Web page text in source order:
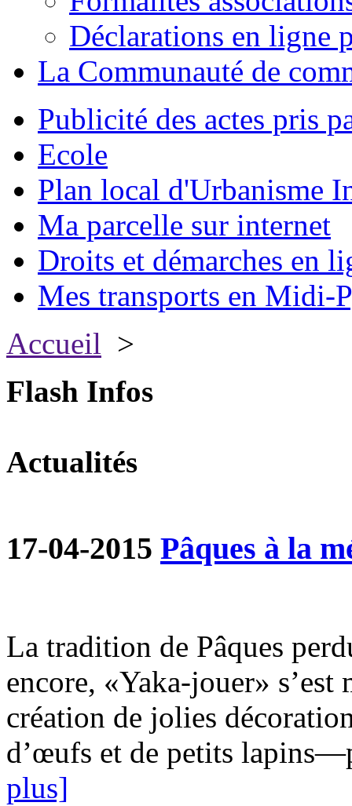
Déclarations en ligne
La Communauté de
Publicité des actes pris
Ecole
Plan local d'Urbanisme
Ma parcelle sur internet
Droits et démarches en
Mes transports en Midi-
Accueil >
Flash Infos
Actualités
17-04-2015 Pâques à la
La tradition de Pâques
encore, «Yaka-jouer»
création de jolies
d’œufs et de petits
plus]